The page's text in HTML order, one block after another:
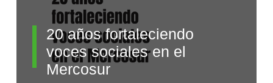
20 años fortaleciendo
voces sociales en el
Mercosur